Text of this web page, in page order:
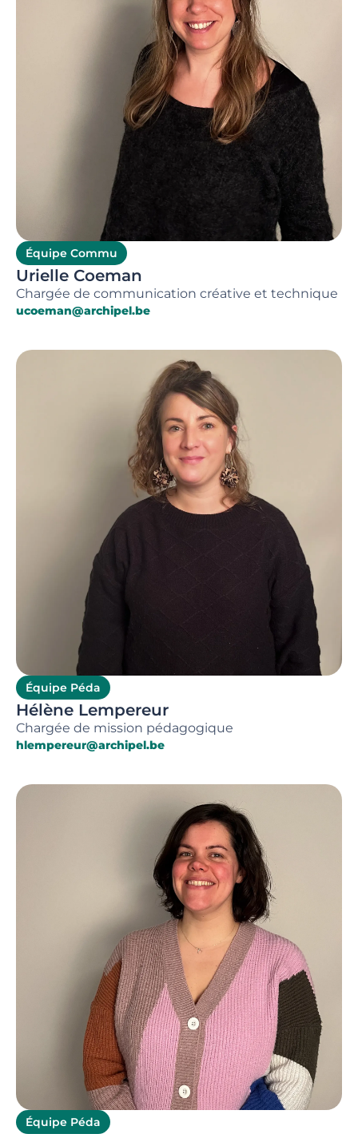
Équipe Commu
Urielle Coeman
Chargée de communication créative et technique
ucoeman@archipel.be
Équipe Péda
Hélène Lempereur
Chargée de mission pédagogique
hlempereur@archipel.be
Équipe Péda